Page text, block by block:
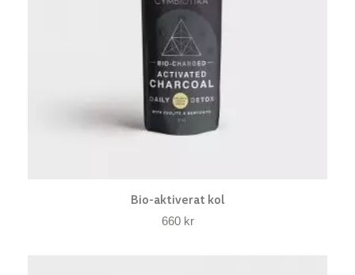
Bio-aktiverat kol
660 kr